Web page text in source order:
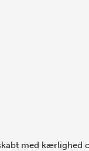
med kærlighed